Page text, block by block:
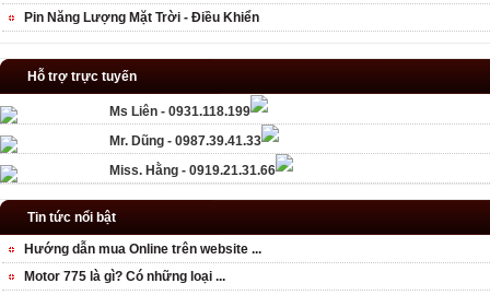
Pin Năng Lượng Mặt Trời - Điều Khiển
Hỗ trợ trực tuyến
Ms Liên - 0931.118.199
Mr. Dũng - 0987.39.41.33
Miss. Hằng - 0919.21.31.66
Tin tức nổi bật
Hướng dẫn mua Online trên website ...
Motor 775 là gì? Có những loại ...